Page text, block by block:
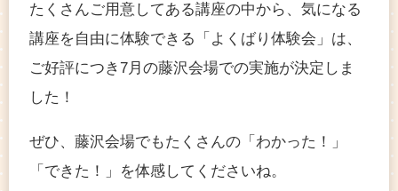
たくさんご用意してある講座の中から、気になる
講座を自由に体験できる「よくばり体験会」は、
ご好評につき7月の藤沢会場での実施が決定しま
した！
ぜひ、藤沢会場でもたくさんの「わかった！」
「できた！」を体感してくださいね。